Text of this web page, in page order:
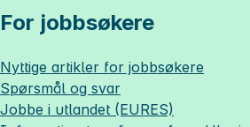
For jobbsøkere
Nyttige artikler for jobbsøkere
Spørsmål og svar
Jobbe i utlandet (EURES)